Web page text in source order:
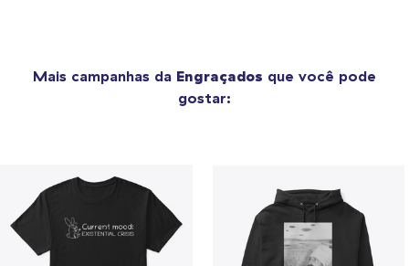
Mais campanhas da Engraçados que você pode
gostar: